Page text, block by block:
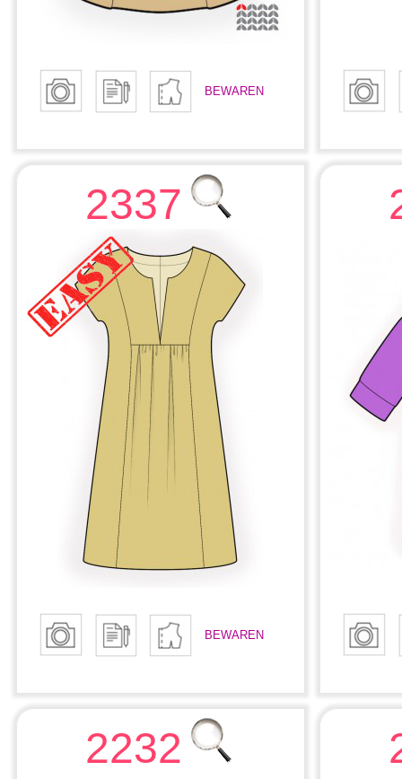
BEWAREN
2337
BEWAREN
2232